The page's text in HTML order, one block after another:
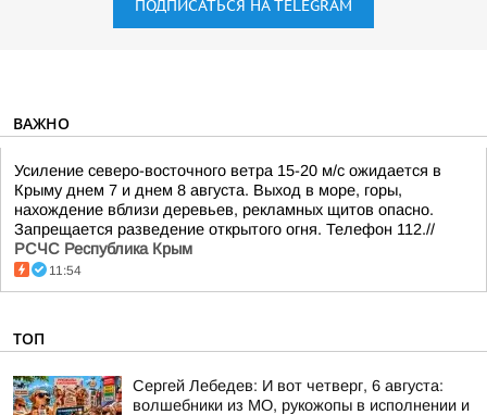
ПОДПИСАТЬСЯ НА TELEGRAM
ВАЖНО
Усиление северо-восточного ветра 15-20 м/с ожидается в
Крыму днем 7 и днем 8 августа. Выход в море, горы,
нахождение вблизи деревьев, рекламных щитов опасно.
Запрещается разведение открытого огня. Телефон 112.//
РСЧС Республика Крым
11:54
ТОП
Сергей Лебедев: И вот четверг, 6 августа:
волшебники из МО, рукожопы в исполнении и